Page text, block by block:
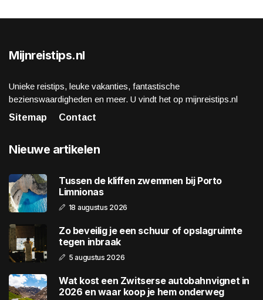
Mijnreistips.nl
Unieke reistips, leuke vakanties, fantastische
bezienswaardigheden en meer. U vindt het op mijnreistips.nl
Sitemap
Contact
Nieuwe artikelen
Tussen de kliffen zwemmen bij Porto
Limnionas
18 augustus 2026
Zo beveilig je een schuur of opslagruimte
tegen inbraak
5 augustus 2026
Wat kost een Zwitserse autobahnvignet in
2026 en waar koop je hem onderweg